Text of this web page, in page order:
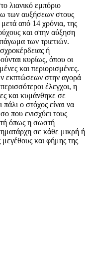
λιανικό εμπόριο
των αυξήσεων στους
από 14 χρόνια, της
και στην αύξηση
των τριετιών.
ή
κυρίως, όπου οι
και περιορισμένες.
εκπτώσεων στην αγορά
έλεγχοι, η
και κυμάνθηκε σε
ο στόχος είναι να
που ενισχύει τους
όπως η σωστή
σε κάθε μικρή ή
και φήμης της